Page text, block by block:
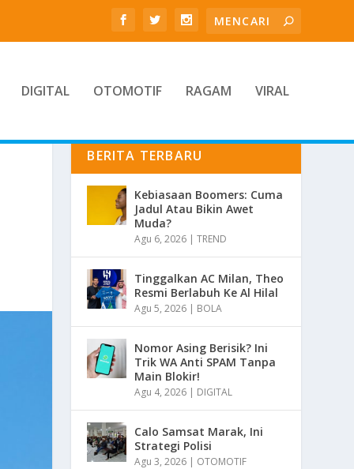
DIGITAL OTOMOTIF RAGAM VIRAL
BERITA TERBARU
Kebiasaan Boomers: Cuma
Jadul Atau Bikin Awet
Muda?
Agu 6, 2026 |TREND
Tinggalkan AC Milan, Theo
Resmi Berlabuh Ke Al Hilal
Agu 5, 2026 | BOLA
Nomor Asing Berisik? Ini
Trik WA Anti SPAM Tanpa
Main Blokir!
Agu 4, 2026 | DIGITAL
Calo Samsat Marak, Ini
Strategi Polisi
Agu 3, 2026 | OTOMOTIF